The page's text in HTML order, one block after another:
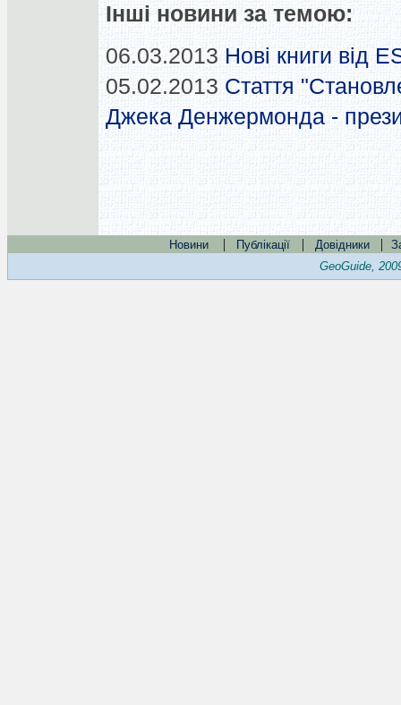
Інші новини за темою:
06.03.2013 Нові книги від
05.02.2013 Стаття
Джека Денжермонда -
Новини | Публікації | Довідники |
GeoGuide,